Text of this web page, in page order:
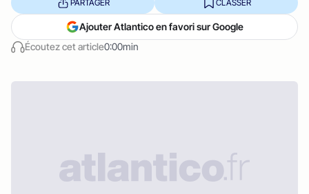
Écoutez cet article0:00min
PARTAGER CLASSER
Ajouter Atlantico en favori sur Google